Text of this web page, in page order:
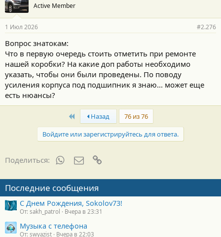
Active Member
1 Июл 2026 #2.276
Вопрос знатокам:
Что в первую очередь стоить отметить при ремонте
нашей коробки? На какие доп работы необходимо
указать, чтобы они были проведены. По поводу
усиления корпуса под подшипник я знаю... может еще
есть нюансы?
First Назад
76 из 76
Войдите или зарегистрируйтесь для ответа.
Поделиться: WhatsAppЭлектронная почта
Последние сообщения
С Днем Рождения, Sokolov73!
От: sakh_patrol Вчера в 23:31
Музыка с телефона
От: swyazist Вчера в 22:03